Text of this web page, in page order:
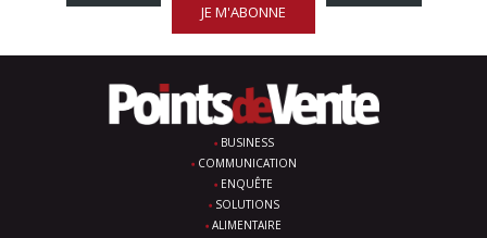
JE M'ABONNE
BUSINESS
COMMUNICATION
ENQUÊTE
SOLUTIONS
ALIMENTAIRE